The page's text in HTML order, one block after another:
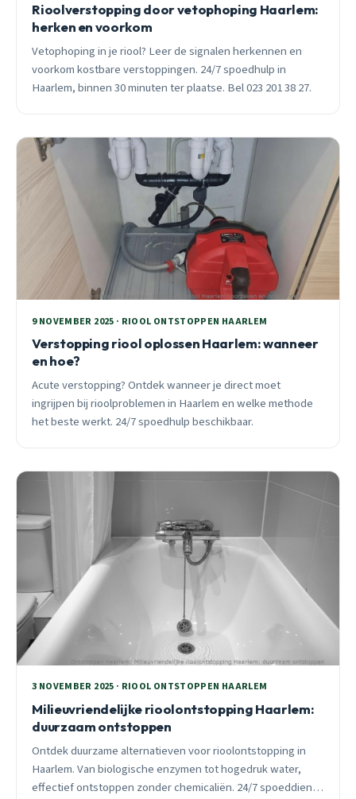
Rioolverstopping door vetophoping Haarlem:
herken en voorkom
Vetophoping in je riool? Leer de signalen herkennen en
voorkom kostbare verstoppingen. 24/7 spoedhulp in
Haarlem, binnen 30 minuten ter plaatse. Bel 023 201 38 27.
9 NOVEMBER 2025 · RIOOL ONTSTOPPEN HAARLEM
Verstopping riool oplossen Haarlem: wanneer
en hoe?
Acute verstopping? Ontdek wanneer je direct moet
ingrijpen bij rioolproblemen in Haarlem en welke methode
het beste werkt. 24/7 spoedhulp beschikbaar.
3 NOVEMBER 2025 · RIOOL ONTSTOPPEN HAARLEM
Milieuvriendelijke rioolontstopping Haarlem:
duurzaam ontstoppen
Ontdek duurzame alternatieven voor rioolontstopping in
Haarlem. Van biologische enzymen tot hogedruk water,
effectief ontstoppen zonder chemicaliën. 24/7 spoeddienst